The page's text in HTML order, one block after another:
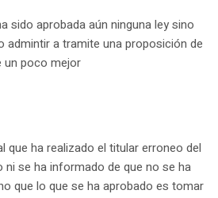
sido aprobada aún ninguna ley sino
admintir a tramite una proposición de
un poco mejor
que ha realizado el titular erroneo del
ni se ha informado de que no se ha
que lo que se ha aprobado es tomar